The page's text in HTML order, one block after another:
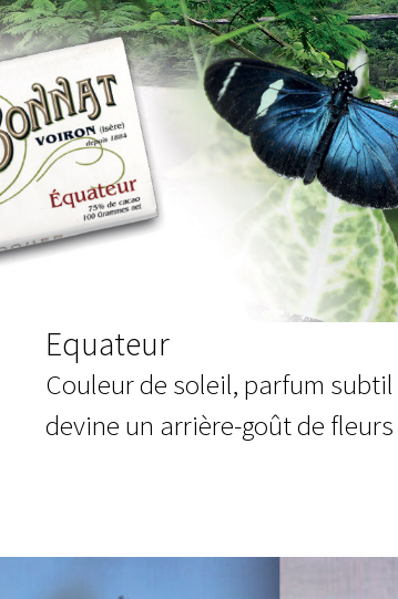
Equateur
Couleur de soleil, parfum
devine un arrière-goût de